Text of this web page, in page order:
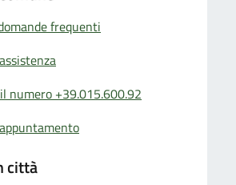
frequenti
numero +39.015.600.92
città